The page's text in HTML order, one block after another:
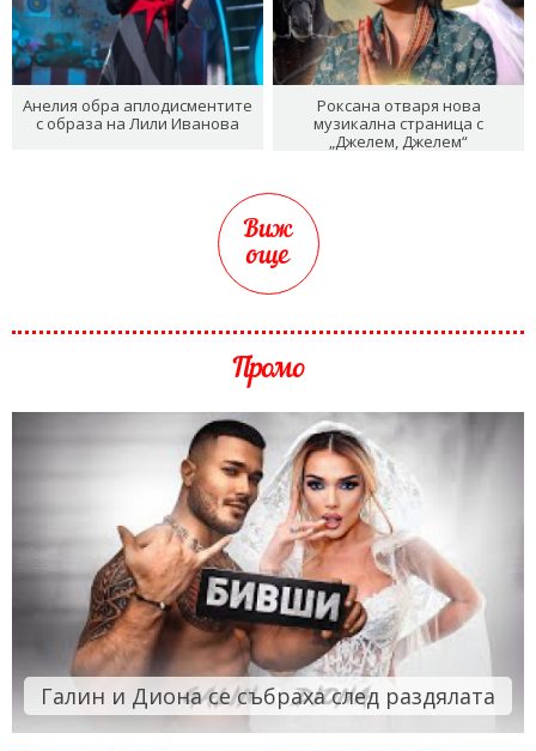
Анелия обра аплодисментите
с образа на Лили Иванова
Роксана отваря нова
музикална страница с
„Джелем, Джелем“
Виж
още
Промо
Галин и Диона се събраха след раздялата